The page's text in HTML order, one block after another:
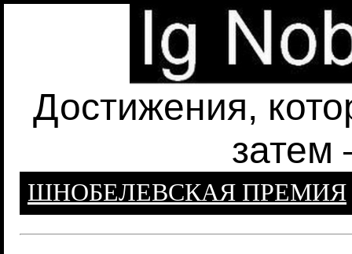
Достижения,
затем
ШНОБЕЛЕВСКАЯ ПРЕМИЯ